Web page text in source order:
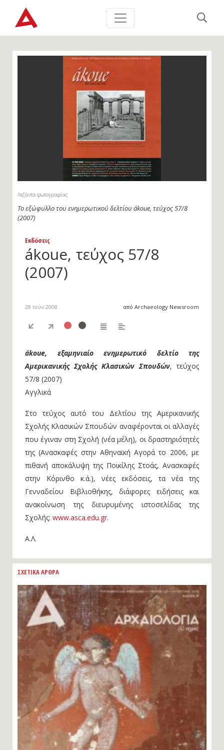
Λεζάντα φωτογραφίας
Το εξώφυλλο του ενημερωτικού δελτίου ákoue, τεύχος 57/8
(2007)
Εκδόσεις
ákoue, τεύχος 57/8
(2007)
28 Ιούν 2008 από Archaeology Newsroom
ákoue, εξαμηνιαίο ενημερωτικό δελτίο της
Αμερικανικής Σχολής Κλασικών Σπουδών, τεύχος
57/8 (2007)
Αγγλικά
Στο τεύχος αυτό του Δελτίου της Αμερικανικής
Σχολής Κλασικών Σπουδών αναφέρονται οι αλλαγές
που έγιναν στη Σχολή (νέα μέλη), οι δραστηριότητές
της (Ανασκαφές στην Αθηναϊκή Αγορά το 2006, με
πιθανή αποκάλυψη της Ποικίλης Στοάς, Ανασκαφές
στην Κόρινθο κ.ά.), νέες εκδόσεις, τα νέα της
Γενναδείου Βιβλιοθήκης, διάφορες ειδήσεις και
ανακοίνωση της διευρυμένης ιστοσελίδας της
Σχολής: www.asca.edu.gr.
Α.Λ.
ΣΧΕΤΙΚΑ ΑΡΘΡΑ